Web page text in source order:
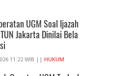
2026 17:11 WIB ||HUKUM
Eko Sulistyo Jadi Justice
UGM Soal Ijazah
Jakarta Dinilai Bela
11:22 WIB || HUKUM